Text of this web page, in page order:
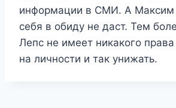
информации в СМИ. А
себя в обиду не даст. Тем
Лепс не имеет никакого
на личности и так унижать.